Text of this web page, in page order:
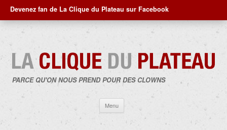
Devenez fan de La Clique du Plateau sur Facebook
PARCE QU'ON NOUS PREND POUR DES CLOWNS
Menu
contenu